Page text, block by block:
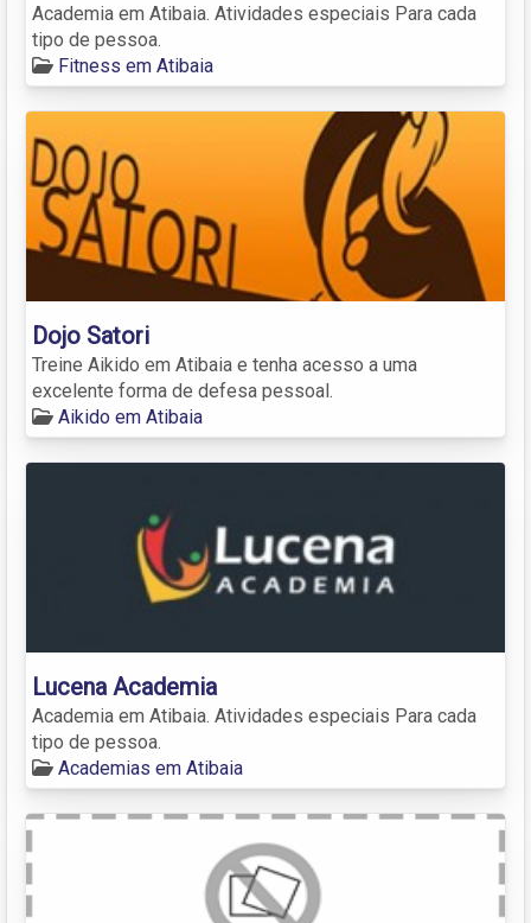
Academia em Atibaia. Atividades especiais Para cada
tipo de pessoa.
Fitness em Atibaia
Dojo Satori
Treine Aikido em Atibaia e tenha acesso a uma
excelente forma de defesa pessoal.
Aikido em Atibaia
Lucena Academia
Academia em Atibaia. Atividades especiais Para cada
tipo de pessoa.
Academias em Atibaia